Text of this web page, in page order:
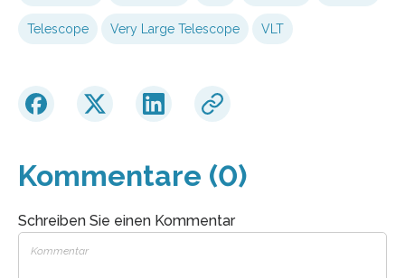
Telescope Very Large Telescope VLT
Kommentare (0)
Schreiben Sie einen Kommentar